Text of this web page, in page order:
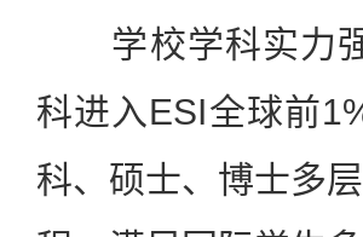
学校学科实力强
科进入ESI全球前
科、硕士、博士多